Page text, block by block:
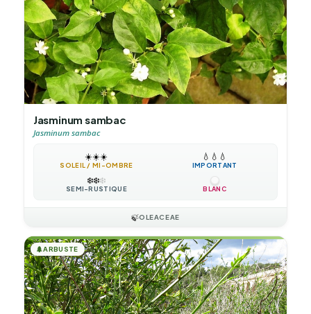
Jasminum sambac
Jasminum sambac
☀️☀️☀️
SOLEIL / MI-OMBRE
💧 💧 💧
IMPORTANT
❄️❄️❄️
SEMI-RUSTIQUE BLANC
🍃OLEACEAE
🌲ARBUSTE